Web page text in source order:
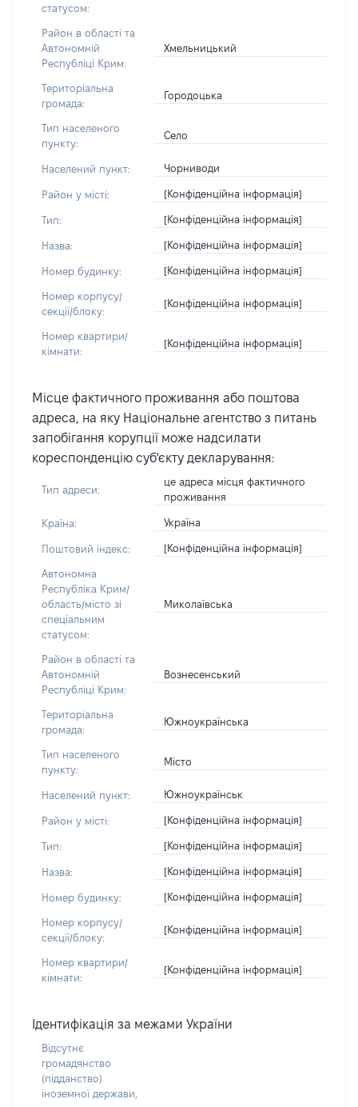
статусом:
Район в області та
Автономній
Республіці Крим:
Хмельницький
Територіальна
громада:
Городоцька
Тип населеного
пункту:
Село
Населений пункт: Чорниводи
Район у місті: [Конфіденційна інформація]
Тип: [Конфіденційна інформація]
Назва: [Конфіденційна інформація]
Номер будинку: [Конфіденційна інформація]
Номер корпусу/
секції/блоку:
[Конфіденційна інформація]
Номер квартири/
кімнати:
[Конфіденційна інформація]
Місце фактичного проживання або поштова
адреса, на яку Національне агентство з питань
запобігання корупції може надсилати
кореспонденцію суб'єкту декларування:
Тип адреси:
це адреса місця фактичного
проживання
Країна: Україна
Поштовий індекс: [Конфіденційна інформація]
Автономна
Республіка Крим/
область/місто зі
спеціальним
статусом:
Миколаївська
Район в області та
Автономній
Республіці Крим:
Вознесенський
Територіальна
громада:
Южноукраїнська
Тип населеного
пункту:
Місто
Населений пункт: Южноукраїнськ
Район у місті: [Конфіденційна інформація]
Тип: [Конфіденційна інформація]
Назва: [Конфіденційна інформація]
Номер будинку: [Конфіденційна інформація]
Номер корпусу/
секції/блоку:
[Конфіденційна інформація]
Номер квартири/
кімнати:
[Конфіденційна інформація]
Ідентифікація за межами України
Відсутнє
громадянство
(підданство)
іноземної держави,